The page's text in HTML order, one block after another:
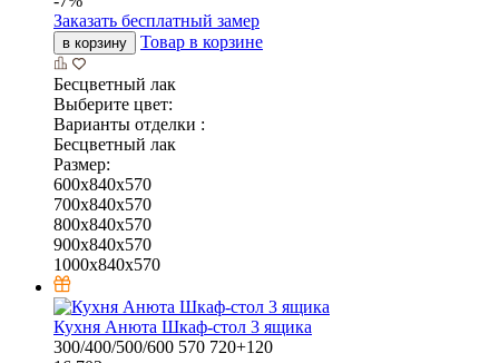
Заказать бесплатный замер
в корзину Товар в корзине
Бесцветный лак
Выберите цвет:
Варианты отделки :
Бесцветный лак
Размер:
600x840x570
700x840x570
800x840x570
900x840x570
1000x840x570
Кухня Анюта Шкаф-стол 3 ящика
300/400/500/600 570 720+120